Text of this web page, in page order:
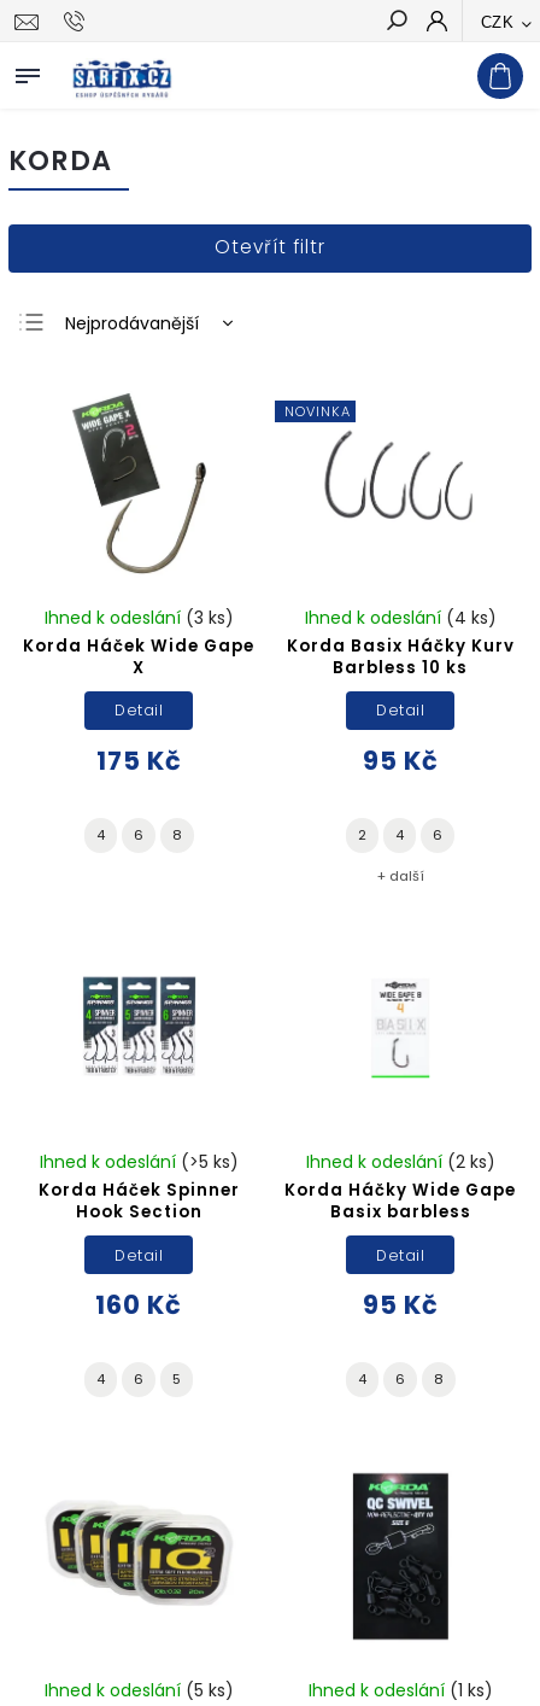
CZK
Hledat
KORDA
Otevřít filtr
Nejprodávanější
Nejdražší
Abecedně
Korda Háček Wide Gape
X
Ihned k odeslání (3 ks)
175 Kč
Detail
4 6 8
NOVINKA
Korda Basix Háčky Kurv
Barbless 10 ks
Ihned k odeslání (4 ks)
95 Kč
Detail
2 4 6
+ další
Korda Háček Spinner
Hook Section
Ihned k odeslání (>5 ks)
160 Kč
Detail
4 6 5
Korda Háčky Wide Gape
Basix barbless
Ihned k odeslání (2 ks)
95 Kč
Detail
4 6 8
Ihned k odeslání (5 ks) Ihned k odeslání (1 ks)